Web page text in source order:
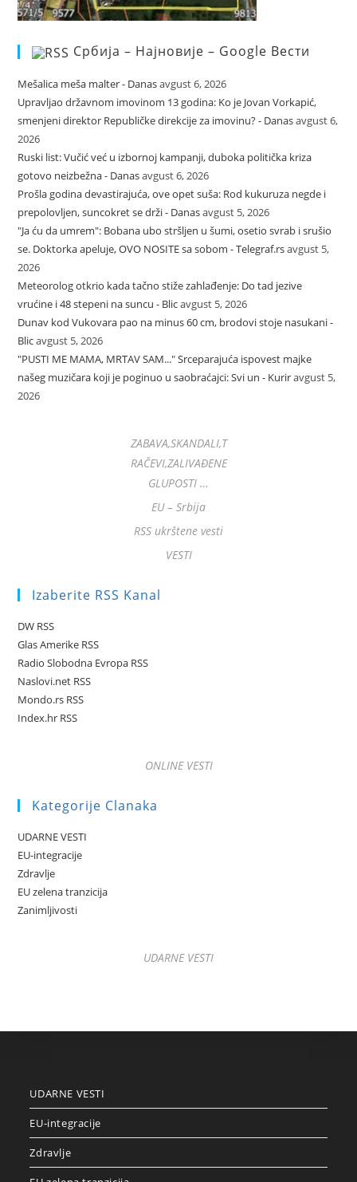
Србија – Најновије – Google Вести
Mešalica meša malter - Danasavgust 6, 2026
Upravljao državnom imovinom 13 godina: Ko je Jovan Vorkapić,
smenjeni direktor Republičke direkcije za imovinu? - Danasavgust 6,
2026
Ruski list: Vučić već u izbornoj kampanji, duboka politička kriza
gotovo neizbežna - Danasavgust 6, 2026
Prošla godina devastirajuća, ove opet suša: Rod kukuruza negde i
prepolovljen, suncokret se drži - Danasavgust 5, 2026
"Ja ću da umrem": Bobana ubo stršljen u šumi, osetio svrab i srušio
se. Doktorka apeluje, OVO NOSITE sa sobom - Telegraf.rsavgust 5,
2026
Meteorolog otkrio kada tačno stiže zahlađenje: Do tad jezive
vrućine i 48 stepeni na suncu - Blicavgust 5, 2026
Dunav kod Vukovara pao na minus 60 cm, brodovi stoje nasukani -
Blicavgust 5, 2026
"PUSTI ME MAMA, MRTAV SAM..." Srceparajuća ispovest majke
našeg muzičara koji je poginuo u saobraćajci: Svi un - Kuriravgust 5,
2026
ZABAVA,SKANDALI,T
RAČEVI,ZALIVAĐENE
GLUPOSTI …
EU – Srbija
RSS ukrštene vesti
VESTI
Izaberite RSS Kanal
DW RSS
Glas Amerike RSS
Radio Slobodna Evropa RSS
Naslovi.net RSS
Mondo.rs RSS
Index.hr RSS
ONLINE VESTI
Kategorije Clanaka
UDARNE VESTI
EU-integracije
Zdravlje
EU zelena tranzicija
Zanimljivosti
UDARNE VESTI
UDARNE VESTI
EU-integracije
Zdravlje